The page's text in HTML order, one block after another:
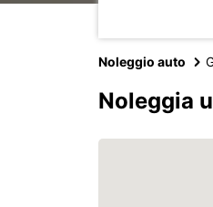
Noleggio auto
Noleggia